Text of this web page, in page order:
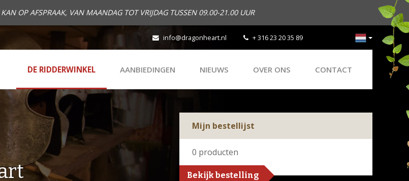
OP AFSPRAAK, VAN MAANDAG TOT VRIJDAG TUSSEN 09.00-21.00 UUR
info@dragonheart.nl + 316 23 20 35 89
DE RIDDERWINKEL AANBIEDINGEN NIEUWS OVER ONS CONTACT
Mijn bestellijst
0 producten
Bekijk bestelling